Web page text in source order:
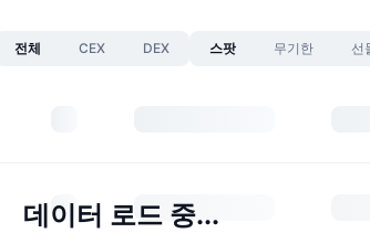
전체 CEX DEX 스팟 무기한 선
데이터 로드 중...